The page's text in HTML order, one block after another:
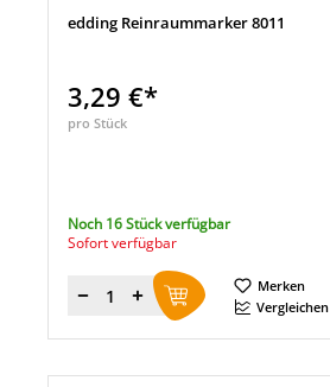
edding Reinraummarker 8011
3,29 €*
pro Stück
Noch 16 Stück verfügbar
Sofort verfügbar
Menge
Merken
Vergleichen